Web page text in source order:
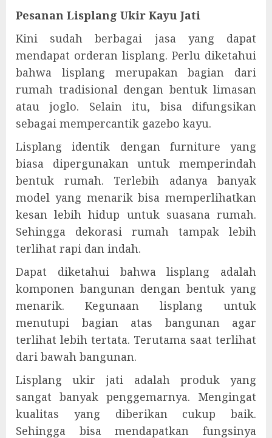
Pesanan Lisplang Ukir Kayu Jati
Kini sudah berbagai jasa yang dapat
mendapat orderan lisplang. Perlu diketahui
bahwa lisplang merupakan bagian dari
rumah tradisional dengan bentuk limasan
atau joglo. Selain itu, bisa difungsikan
sebagai mempercantik gazebo kayu.
Lisplang identik dengan furniture yang
biasa dipergunakan untuk memperindah
bentuk rumah. Terlebih adanya banyak
model yang menarik bisa memperlihatkan
kesan lebih hidup untuk suasana rumah.
Sehingga dekorasi rumah tampak lebih
terlihat rapi dan indah.
Dapat diketahui bahwa lisplang adalah
komponen bangunan dengan bentuk yang
menarik. Kegunaan lisplang untuk
menutupi bagian atas bangunan agar
terlihat lebih tertata. Terutama saat terlihat
dari bawah bangunan.
Lisplang ukir jati adalah produk yang
sangat banyak penggemarnya. Mengingat
kualitas yang diberikan cukup baik.
Sehingga bisa mendapatkan fungsinya